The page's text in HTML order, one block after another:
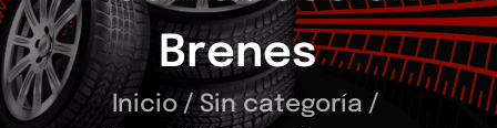
Brenes
Inicio / Sin categoría /